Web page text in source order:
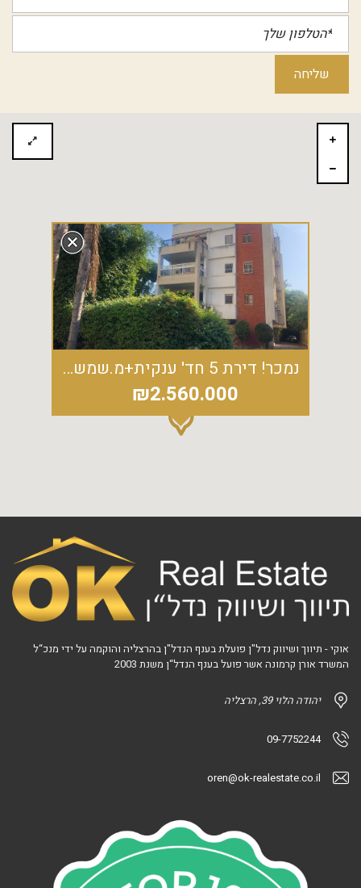
נמכר! דירת 5 חד' ענקית+מ.שמש כ-17 מ"ר עורפית ושקטה
₪2.560.000
אוקי - תיווך ושיווק נדל"ן פועלת בענף הנדל"ן בהרצליה והוקמה על ידי מנכ“ל
המשרד אורן קרמונה אשר פועל בענף הנדל“ן משנת 2003
יהודה הלוי 39, הרצליה
09-7752244
oren@ok-realestate.co.il